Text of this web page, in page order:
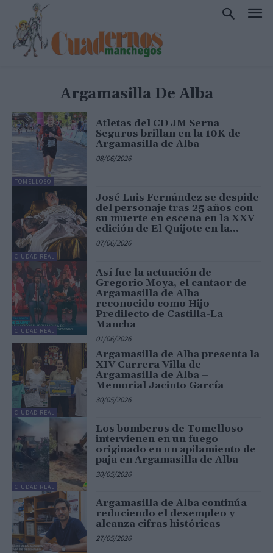
Argamasilla De Alba
TOMELLOSO
Atletas del CD JM Serna
Seguros brillan en la 10K de
Argamasilla de Alba
08/06/2026
CIUDAD REAL
José Luis Fernández se despide
del personaje tras 25 años con
su muerte en escena en la XXV
edición de El Quijote en la...
07/06/2026
CIUDAD REAL
Así fue la actuación de
Gregorio Moya, el cantaor de
Argamasilla de Alba
reconocido como Hijo
Predilecto de Castilla-La
Mancha
01/06/2026
CIUDAD REAL
Argamasilla de Alba presenta la
XIV Carrera Villa de
Argamasilla de Alba –
Memorial Jacinto García
30/05/2026
CIUDAD REAL
Los bomberos de Tomelloso
intervienen en un fuego
originado en un apilamiento de
paja en Argamasilla de Alba
30/05/2026
Argamasilla de Alba continúa
reduciendo el desempleo y
alcanza cifras históricas
27/05/2026